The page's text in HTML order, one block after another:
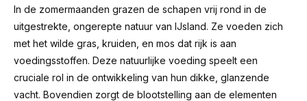
In de zomermaanden grazen de schapen vrij rond in de
uitgestrekte, ongerepte natuur van IJsland. Ze voeden zich
met het wilde gras, kruiden, en mos dat rijk is aan
voedingsstoffen. Deze natuurlijke voeding speelt een
cruciale rol in de ontwikkeling van hun dikke, glanzende
vacht. Bovendien zorgt de blootstelling aan de elementen